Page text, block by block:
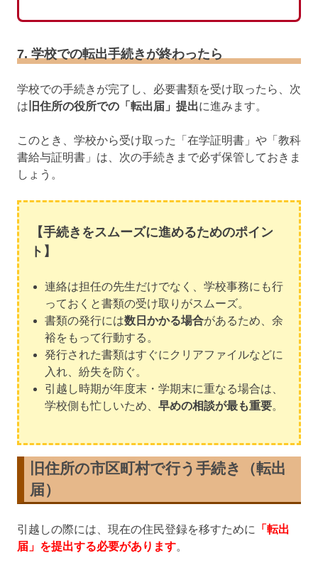
7. 学校での転出手続きが終わったら
学校での手続きが完了し、必要書類を受け取ったら、次
は 旧住所の役所での「転出届」提出に進みます。
このとき、学校から受け取った「在学証明書」や「教科
書給与証明書」は、次の手続きまで必ず保管しておきま
しょう。
【手続きをスムーズに進めるためのポイン
ト】
連絡は担任の先生だけでなく、学校事務にも行
っておくと書類の受け取りがスムーズ。
書類の発行には数日かかる場合があるため、余
裕をもって行動する。
発行された書類はすぐにクリアファイルなどに
入れ、紛失を防ぐ。
引越し時期が年度末・学期末に重なる場合は、
学校側も忙しいため、 早めの相談が最も重要。
旧住所の市区町村で行う手続き（転出
届）
引越しの際には、現在の住民登録を移すために 「転出
届」を提出する必要があります。